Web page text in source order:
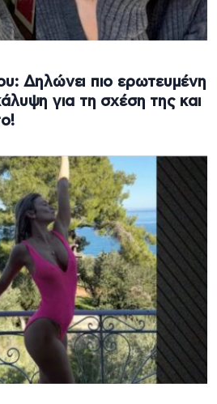
Δηλώνει πιο ερωτευμένη
για τη σχέση της και